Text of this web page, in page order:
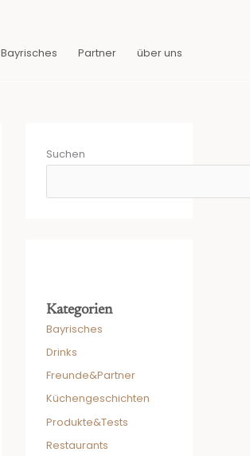
Bayrisches Partner über uns
Suchen
Kategorien
Bayrisches
Drinks
Freunde&Partner
Küchengeschichten
Produkte&Tests
Restaurants